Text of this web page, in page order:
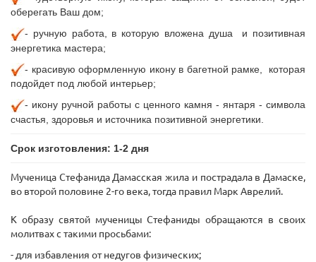
оберегать Ваш дом;
- ручную работа, в которую вложена душа и позитивная
энергетика мастера;
- красивую оформленную икону в багетной рамке, которая
подойдет под любой интерьер;
- икону ручной работы с ценного камня - янтаря - символа
счастья, здоровья и источника позитивной энергетики.
Срок изготовления: 1-2 дня
Мученица Стефанида Дамасская жила и пострадала в Дамаске,
во второй половине 2-го века, тогда правил Марк Аврелий.
К образу святой мученицы Стефаниды обращаются в своих
молитвах с такими просьбами:
- для избавления от недугов физических;